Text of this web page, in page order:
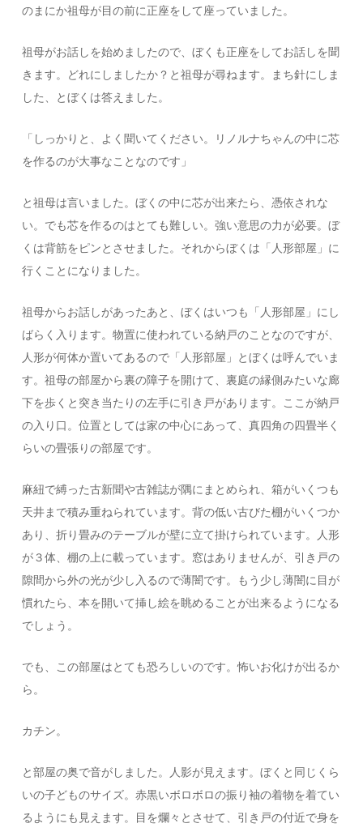
のまにか祖母が目の前に正座をして座っていました。
祖母がお話しを始めましたので、ぼくも正座をしてお話しを聞
きます。どれにしましたか？と祖母が尋ねます。まち針にしま
した、とぼくは答えました。
「しっかりと、よく聞いてください。リノルナちゃんの中に芯
を作るのが大事なことなのです」
と祖母は言いました。ぼくの中に芯が出来たら、憑依されな
い。でも芯を作るのはとても難しい。強い意思の力が必要。ぼ
くは背筋をピンとさせました。それからぼくは「人形部屋」に
行くことになりました。
祖母からお話しがあったあと、ぼくはいつも「人形部屋」にし
ばらく入ります。物置に使われている納戸のことなのですが、
人形が何体か置いてあるので「人形部屋」とぼくは呼んでいま
す。祖母の部屋から裏の障子を開けて、裏庭の縁側みたいな廊
下を歩くと突き当たりの左手に引き戸があります。ここが納戸
の入り口。位置としては家の中心にあって、真四角の四畳半く
らいの畳張りの部屋です。
麻紐で縛った古新聞や古雑誌が隅にまとめられ、箱がいくつも
天井まで積み重ねられています。背の低い古びた棚がいくつか
あり、折り畳みのテーブルが壁に立て掛けられています。人形
が３体、棚の上に載っています。窓はありませんが、引き戸の
隙間から外の光が少し入るので薄闇です。もう少し薄闇に目が
慣れたら、本を開いて挿し絵を眺めることが出来るようになる
でしょう。
でも、この部屋はとても恐ろしいのです。怖いお化けが出るか
ら。
カチン。
と部屋の奥で音がしました。人影が見えます。ぼくと同じくら
いの子どものサイズ。赤黒いボロボロの振り袖の着物を着てい
るようにも見えます。目を爛々とさせて、引き戸の付近で身を